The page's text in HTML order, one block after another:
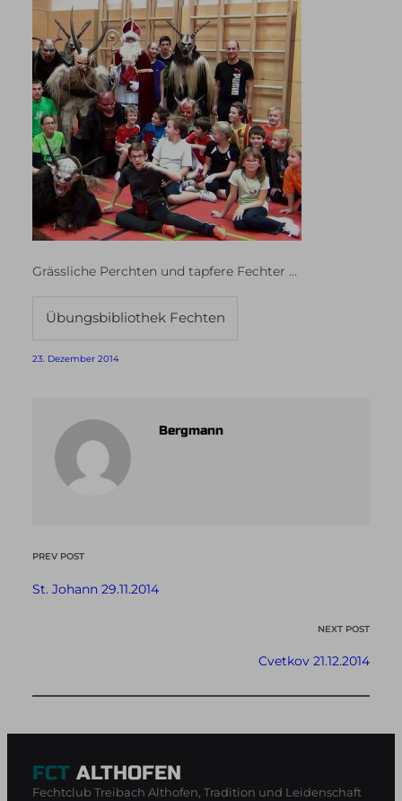
Grässliche Perchten und tapfere Fechter …
Übungsbibliothek Fechten
23. Dezember 2014
Bergmann
PREV POST
St. Johann 29.11.2014
NEXT POST
Cvetkov 21.12.2014
FCT ALTHOFEN
Fechtclub Treibach Althofen, Tradition und Leidenschaft